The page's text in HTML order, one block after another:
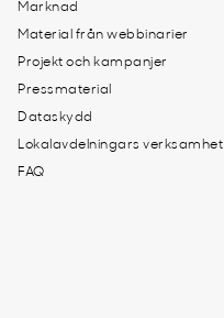
Marknad
Material från webbinarier
Projekt och kampanjer
Pressmaterial
Dataskydd
Lokalavdelningars verksamhet
FAQ